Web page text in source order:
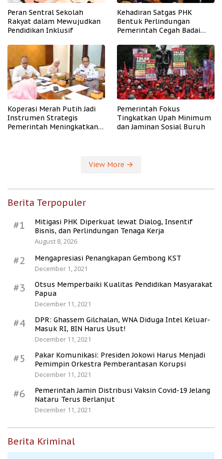
Peran Sentral Sekolah
Rakyat dalam Mewujudkan
Pendidikan Inklusif
Kehadiran Satgas PHK
Bentuk Perlindungan
Pemerintah Cegah Badai
Koperasi Merah Putih Jadi
Instrumen Strategis
Pemerintah Meningkatkan
Pemerintah Fokus
Tingkatkan Upah Minimum
dan Jaminan Sosial Buruh
View More
Berita Terpopuler
#1
Mitigasi PHK Diperkuat lewat Dialog, Insentif
Bisnis, dan Perlindungan Tenaga Kerja
August 8, 2026
#2
Mengapresiasi Penangkapan Gembong KST
December 1, 2021
#3
Otsus Memperbaiki Kualitas Pendidikan Masyarakat
Papua
December 11, 2021
#4
DPR: Ghassem Gilchalan, WNA Diduga Intel Keluar-
Masuk RI, BIN Harus Usut!
December 11, 2021
#5
Pakar Komunikasi: Presiden Jokowi Harus Menjadi
Pemimpin Orkestra Pemberantasan Korupsi
December 11, 2021
#6
Pemerintah Jamin Distribusi Vaksin Covid-19 Jelang
Nataru Terus Berlanjut
December 11, 2021
Berita Kriminal